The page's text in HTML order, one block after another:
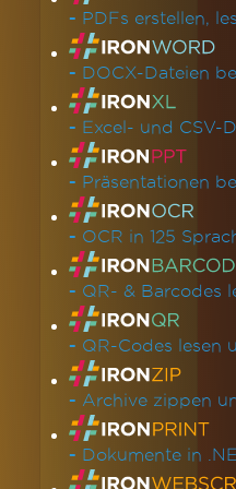
- PDFs erstellen,
- DOCX-Dateien
- Excel- und CSV-
- Präsentationen
- OCR in 125
- QR- & Barcodes
- QR-Codes lesen
- Archive zippen
- Dokumente in